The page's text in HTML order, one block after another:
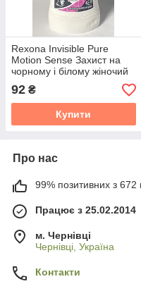
Rexona Invisible Pure
Motion Sense Захист на
чорному і білому жіночий
твердий антиперспірант
на 48 годин
92 ₴
Купити
Про нас
99% позитивних з 672
Працює з 25.02.2014
м. Чернівці
Чернівці, Україна
Контакти